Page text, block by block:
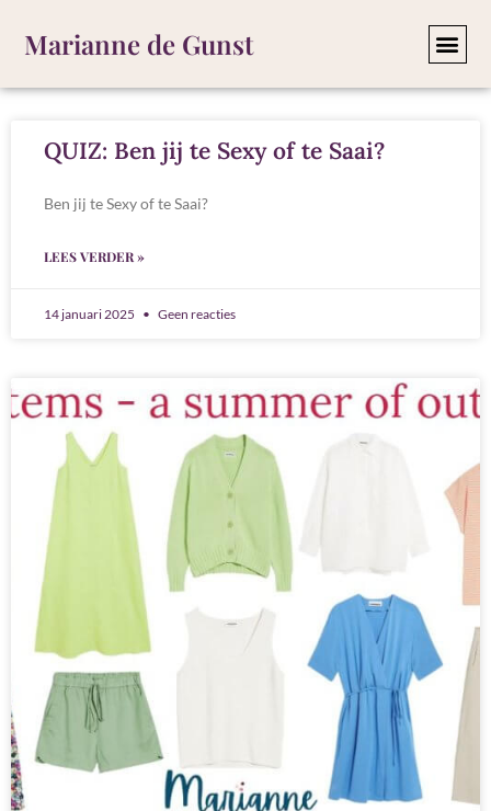
Marianne de Gunst
BLOG
QUIZ: Ben jij te Sexy of te Saai?
Ben jij te Sexy of te Saai?
LEES VERDER »
14 januari 2025 Geen reacties